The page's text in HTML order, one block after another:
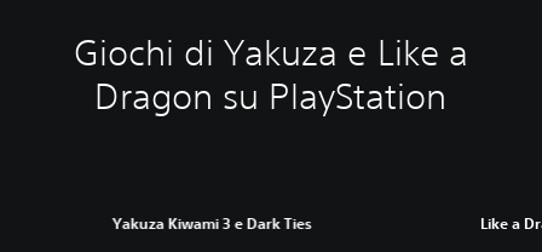
Giochi di Yakuza e Like a
Dragon su PlayStation
Yakuza Kiwami 3 e Dark Ties Like a